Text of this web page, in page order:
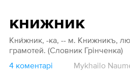
книжник
Кни́жник, -ка, -- м. Книжникъ,
грамотей. (Словник Грінченка)
4 коментарі
Mykhailo